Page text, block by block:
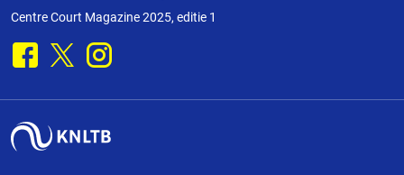
Centre Court Magazine 2025, editie 1
Facebook
X Instagram